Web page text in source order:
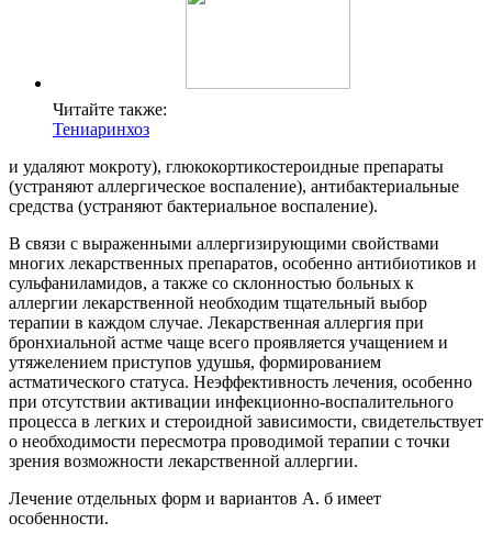
Читайте также:
Тениаринхоз
и удаляют мокроту), глюкокортикостероидные препараты
(устраняют аллергическое воспаление), антибактериальные
средства (устраняют бактериальное воспаление).
В связи с выраженными аллергизирующими свойствами
многих лекарственных препаратов, особенно антибиотиков и
сульфаниламидов, а также со склонностью больных к
аллергии лекарственной необходим тщательный выбор
терапии в каждом случае. Лекарственная аллергия при
бронхиальной астме чаще всего проявляется учащением и
утяжелением приступов удушья, формированием
астматического статуса. Неэффективность лечения, особенно
при отсутствии активации инфекционно-воспалительного
процесса в легких и стероидной зависимости, свидетельствует
о необходимости пересмотра проводимой терапии с точки
зрения возможности лекарственной аллергии.
Лечение отдельных форм и вариантов А. б имеет
особенности.